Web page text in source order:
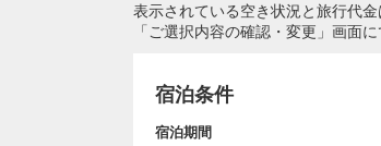
表示されている空き状況と旅行代
「ご選択内容の確認・変更」画面に
宿泊条件
宿泊期間